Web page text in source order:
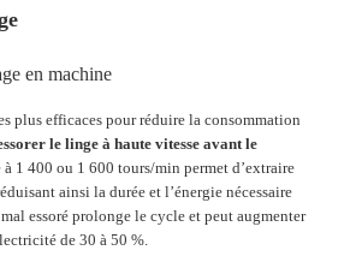
en machine
plus efficaces pour réduire la consommation
le linge à haute vitesse avant le
à 1 400 ou 1 600 tours/min permet d’extraire
ainsi la durée et l’énergie nécessaire
essoré prolonge le cycle et peut augmenter
de 30 à 50 %.